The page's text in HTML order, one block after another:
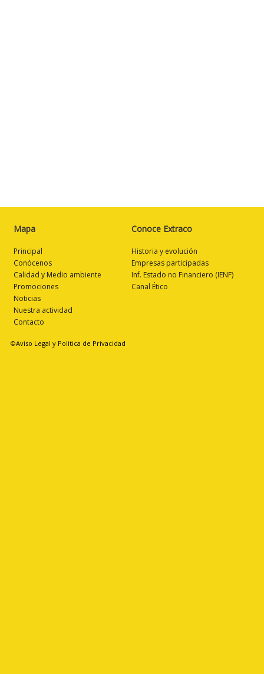
Mapa
Principal
Conócenos
Calidad y Medio ambiente
Promociones
Noticias
Nuestra actividad
Contacto
Conoce Extraco
Historia y evolución
Empresas participadas
Inf. Estado no Financiero (IENF)
Canal Ético
©Aviso Legal y Politica de Privacidad